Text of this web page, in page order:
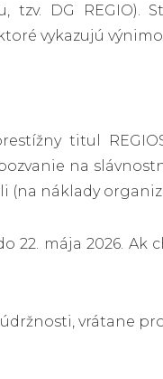
DG REGIO).
vykazujú
titul
na
(na náklady
22. mája 2026.
vrátane